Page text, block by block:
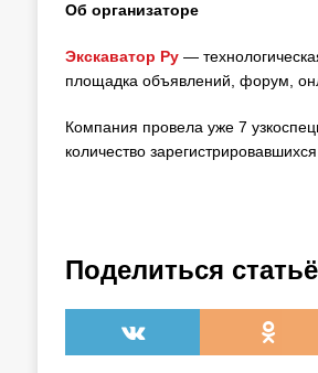
Об организаторе
Экскаватор Ру—
площадка объявлений, форум,
Компания провела уже 7
количество
Поделиться